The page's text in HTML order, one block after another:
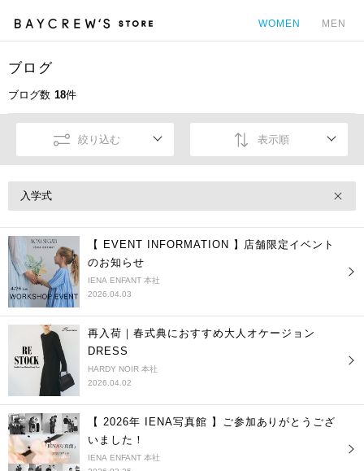
WOMEN MEN
ブログ
ブログ数 18件
絞り込む 表示順
入学式
【 EVENT INFORMATION 】店舗限定イベント
のお知らせ
IENA ENFANT 本社
2026.04.03
再入荷｜春式典におすすめ大人オケージョン
DRESS
HARDY NOIR 本社
2026.04.02
【 2026年 IENA写真館 】ご参加ありがとうござ
いました！
IENA ENFANT 本社